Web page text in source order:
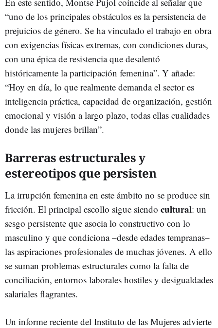
“uno de los principales obstáculos es la persistencia de
prejuicios de género. Se ha vinculado el trabajo en obra
con exigencias físicas extremas, con condiciones duras,
con una épica de resistencia que desalentó
históricamente la participación femenina”. Y añade:
“Hoy en día, lo que realmente demanda el sector es
inteligencia práctica, capacidad de organización, gestión
emocional y visión a largo plazo, todas ellas cualidades
donde las mujeres brillan”.
Barreras estructurales y
estereotipos que persisten
La irrupción femenina en este ámbito no se produce sin
fricción. El principal escollo sigue siendo cultural: un
sesgo persistente que asocia lo constructivo con lo
masculino y que condiciona –desde edades tempranas–
las aspiraciones profesionales de muchas jóvenes. A ello
se suman problemas estructurales como la falta de
conciliación, entornos laborales hostiles y desigualdades
salariales flagrantes.
Un informe reciente del Instituto de las Mujeres advierte